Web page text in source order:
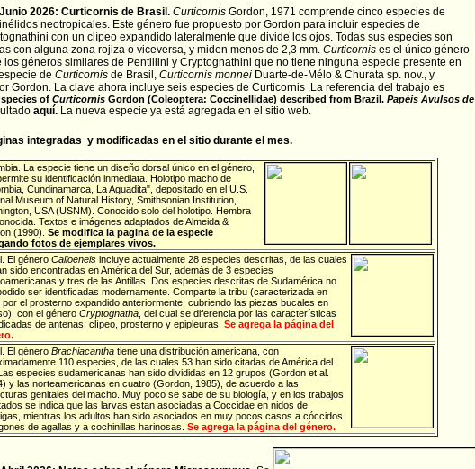
Junio 2026: Curticornis de Brasil. CurticornisGordon, 1971 comprende cinco especies de
neotropicales. Este género fue propuesto por Gordon para incluir especies de
con un clípeo expandido lateralmente que divide los ojos. Todas sus especies son
con alguna zona rojiza o viceversa, y miden menos de 2,3 mm. Curticornises el único género
los géneros similares de Pentiliini y Cryptognathini que no tiene ninguna especie presente en
de Curticornisde Brasil, Curticornis monnei Duarte-de-Mélo & Churata sp. nov., y
Gordon. La clave ahora incluye seis especies de Curticornis .La referencia del trabajo es
of CurticornisGordon (Coleoptera: Coccinellidae) described from Brazil. Papéis Avulsos de
aquí.La nueva especie ya está agregada en el sitio web.
integradas y modificadas en el sitio durante el mes.
. La especie tiene un diseño dorsal único en el género,
su identificación inmediata. Holotipo macho de
Cundinamarca, La Aguadita", depositado en el U.S.
Museum of Natural History, Smithsonian Institution,
USA (USNM). Conocido solo del holotipo. Hembra
Textos e imágenes adaptados de Almeida &
(1990). Se modifica la pagina de la especie
fotos de ejemplares vivos.
. El género Calloeneis incluye actualmente 28 especies descritas, de las cuales
sido encontradas en América del Sur, además de 3 especies
y tres de las Antillas. Dos especies descritas de Sudamérica no
ser identificadas modernamente. Comparte la tribu (caracterizada en
por el prosterno expandido anteriormente, cubriendo las piezas bucales en
con el género Cryptognatha , del cual se diferencia por las características
de antenas, clípeo, prosterno y epipleuras. Se agrega la página del
El género Brachiacantha tiene una distribución americana, con
110 especies, de las cuales 53 han sido citadas de América del
especies sudamericanas han sido divididas en 12 grupos (Gordon et al.
y las norteamericanas en cuatro (Gordon, 1985), de acuerdo a las
genitales del macho. Muy poco se sabe de su biología, y en los trabajos
se indica que las larvas estan asociadas a Coccidae en nidos de
mientras los adultos han sido asociados en muy pocos casos a cóccidos
de agallas y a cochinillas harinosas. Se agrega la página del género.